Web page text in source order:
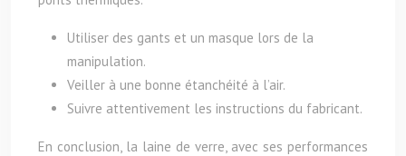
Utiliser des gants et un masque lors de la
manipulation.
Veiller à une bonne étanchéité à l’air.
Suivre attentivement les instructions du fabricant.
En conclusion, la laine de verre, avec ses performances